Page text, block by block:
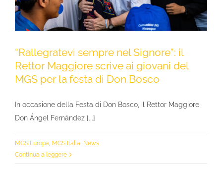
“Rallegratevi sempre nel Signore”: il
Rettor Maggiore scrive ai giovani del
MGS per la festa di Don Bosco
In occasione della Festa di Don Bosco, il Rettor Maggiore
Don Ángel Fernández [...]
MGS Europa MGS Italia News
Continua a leggere